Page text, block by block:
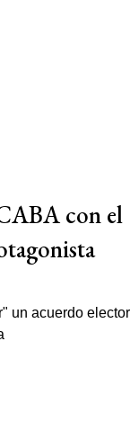
con el